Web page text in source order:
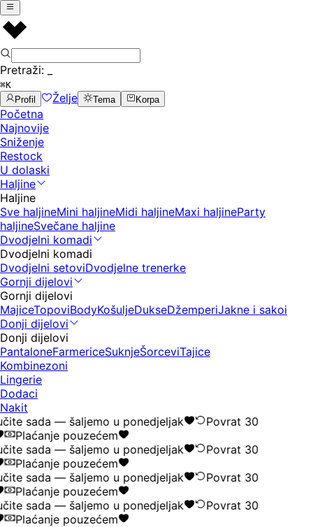
Pretraži:
⌘K
Profil
Želje Tema Korpa
Početna
Najnovije
Sniženje
Restock
U dolaski
Haljine
Haljine
Sve haljineMini haljineMidi haljineMaxi haljineParty
haljineSvečane haljine
Dvodjelni komadi
Dvodjelni komadi
Dvodjelni setoviDvodjelne trenerke
Gornji dijelovi
Gornji dijelovi
MajiceTopoviBodyKošuljeDukseDžemperiJakne i sakoi
Donji dijelovi
Donji dijelovi
PantaloneFarmericeSuknjeŠorceviTajice
Kombinezoni
Lingerie
Dodaci
Nakit
sada — šaljemo u ponedjeljak
Povrat 30
Plaćanje pouzećem
sada — šaljemo u ponedjeljak
Povrat 30
Plaćanje pouzećem
sada — šaljemo u ponedjeljak
Povrat 30
Plaćanje pouzećem
sada — šaljemo u ponedjeljak
Povrat 30
Plaćanje pouzećem